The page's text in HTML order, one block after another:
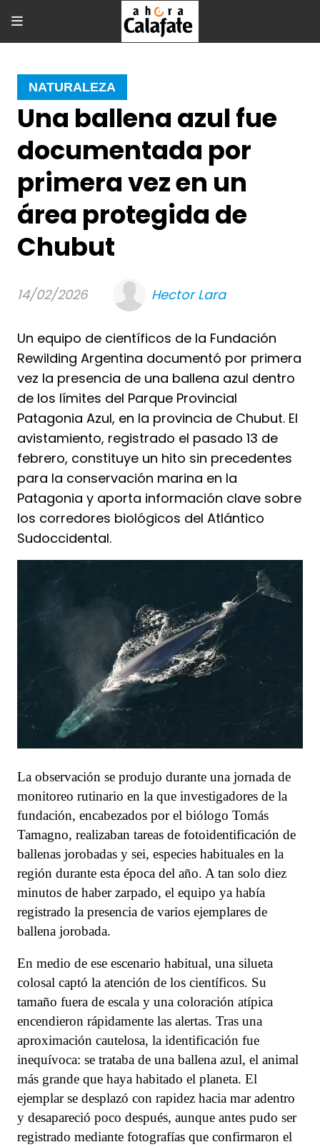
Una ballena azul fue
documentada por
primera vez en un
área protegida de
Chubut
Un equipo de científicos de la Fundación
Rewilding Argentina documentó por primera
vez la presencia de una ballena azul dentro
de los límites del Parque Provincial
Patagonia Azul, en la provincia de Chubut. El
avistamiento, registrado el pasado 13 de
febrero, constituye un hito sin precedentes
para la conservación marina en la
Patagonia y aporta información clave sobre
los corredores biológicos del Atlántico
Sudoccidental.
NATURALEZA
14/02/2026 Hector Lara
La observación se produjo durante una jornada de
monitoreo rutinario en la que investigadores de la
fundación, encabezados por el biólogo Tomás
Tamagno, realizaban tareas de fotoidentificación de
ballenas jorobadas y sei, especies habituales en la
región durante esta época del año. A tan solo diez
minutos de haber zarpado, el equipo ya había
registrado la presencia de varios ejemplares de
ballena jorobada.
En medio de ese escenario habitual, una silueta
colosal captó la atención de los científicos. Su
tamaño fuera de escala y una coloración atípica
encendieron rápidamente las alertas. Tras una
aproximación cautelosa, la identificación fue
inequívoca: se trataba de una ballena azul, el animal
más grande que haya habitado el planeta. El
ejemplar se desplazó con rapidez hacia mar adentro
y desapareció poco después, aunque antes pudo ser
registrado mediante fotografías que confirmaron el